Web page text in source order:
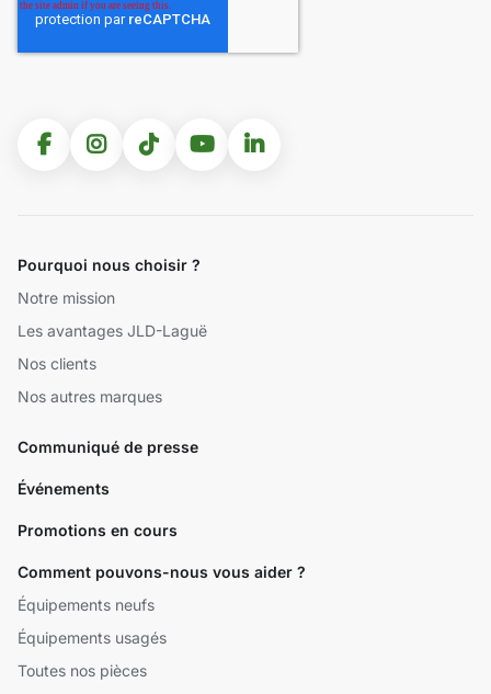
Pourquoi nous choisir ?
Notre mission
Les avantages JLD-Laguë
Nos clients
Nos autres marques
Communiqué de presse
Événements
Promotions en cours
Comment pouvons-nous vous aider ?
Équipements neufs
Équipements usagés
Toutes nos pièces